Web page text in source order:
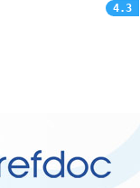
4.3